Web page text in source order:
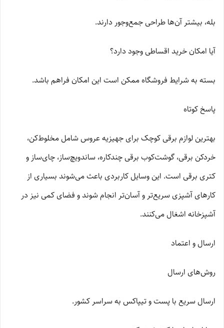
بله، بیشتر آن‌ها طراحی جمع‌وجور دارند.
آیا امکان خرید اقساطی وجود دارد؟
بسته به شرایط فروشگاه ممکن است این امکان فراهم باشد.
پاسخ کوتاه
بهترین لوازم برقی کوچک برای جهیزیه عروس شامل مخلوط‌کن،
خردکن برقی، گوشت‌کوب برقی چندکاره، ساندویچ‌ساز، چای‌ساز و
کتری برقی است. این وسایل کاربردی باعث می‌شوند بسیاری از
کارهای آشپزی سریع‌تر و آسان‌تر انجام شوند و فضای کمی نیز در
آشپزخانه اشغال می‌کنند.
ارسال و اعتماد
روش‌های ارسال
ارسال سریع با پست و تیپاکس به سراسر کشور.